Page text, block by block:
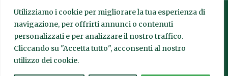
Utilizziamo i cookie per migliorare la tua esperienza di
navigazione, per offrirti annunci o contenuti
personalizzati e per analizzare il nostro traffico.
Cliccando su "Accetta tutto", acconsenti al nostro
utilizzo dei cookie.
© Quadrante s.r.l. | Sede Legale: Via Pietro Fumaroli, 24 00155
Roma | P.IVA15952841003| Codice SDI: SUBM70N | Numero
Realizzato da Everest Innovation